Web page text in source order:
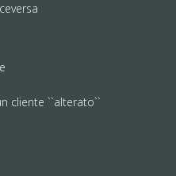
cliente ``alterato``